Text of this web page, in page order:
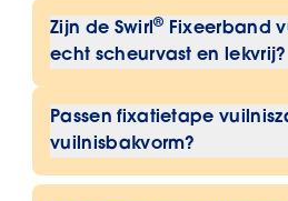
De elastische
mogelijk: de vuilniszak
de rand van de
gesloten.Dit voorkomt
afglijden, maar ook het
van de vuilnisbak.
Zijn de Swirl®
Fixeerband
echt scheurvast en lekvrij?
Ja, de vuilniszakken
scheurvast en lekvrij,
betrouwbare
Passen fixatietape
vuilnisbakvorm?
Fixatietape